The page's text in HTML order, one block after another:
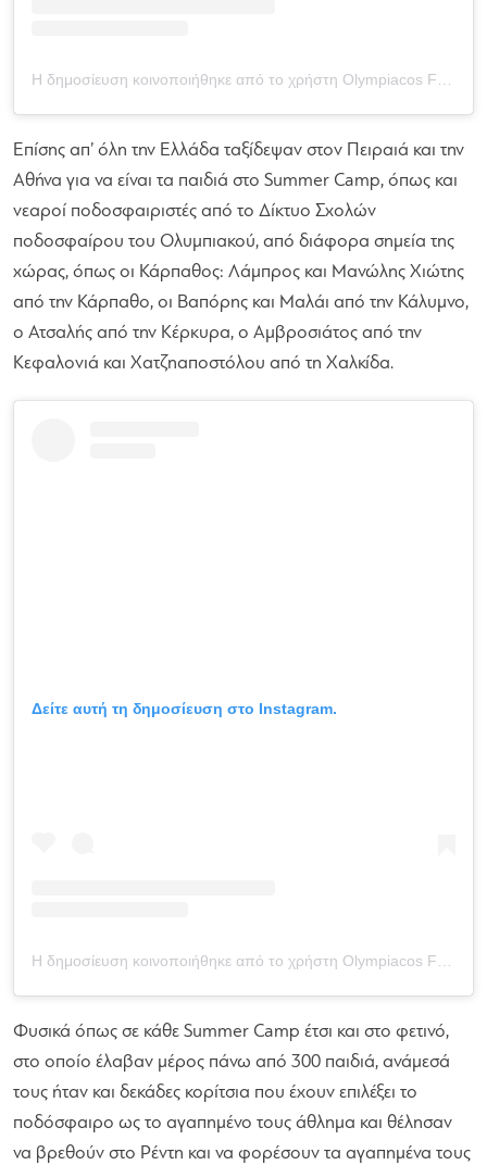
Η δημοσίευση κοινοποιήθηκε από το χρήστη Olympiacos FC Academy (@olyfcacademy)
Επίσης απ’ όλη την Ελλάδα ταξίδεψαν στον Πειραιά και την
Αθήνα για να είναι τα παιδιά στο Summer Camp, όπως και
νεαροί ποδοσφαιριστές από το Δίκτυο Σχολών
ποδοσφαίρου του Ολυμπιακού, από διάφορα σημεία της
χώρας, όπως οι Κάρπαθος: Λάμπρος και Μανώλης Χιώτης
από την Κάρπαθο, οι Βαπόρης και Μαλάι από την Κάλυμνο,
ο Ατσαλής από την Κέρκυρα, ο Αμβροσιάτος από την
Κεφαλονιά και Χατζηαποστόλου από τη Χαλκίδα.
Δείτε αυτή τη δημοσίευση στο Instagram.
Η δημοσίευση κοινοποιήθηκε από το χρήστη Olympiacos FC Academy (@olyfcacademy)
Φυσικά όπως σε κάθε Summer Camp έτσι και στο φετινό,
στο οποίο έλαβαν μέρος πάνω από 300 παιδιά, ανάμεσά
τους ήταν και δεκάδες κορίτσια που έχουν επιλέξει το
ποδόσφαιρο ως το αγαπημένο τους άθλημα και θέλησαν
να βρεθούν στο Ρέντη και να φορέσουν τα αγαπημένα τους